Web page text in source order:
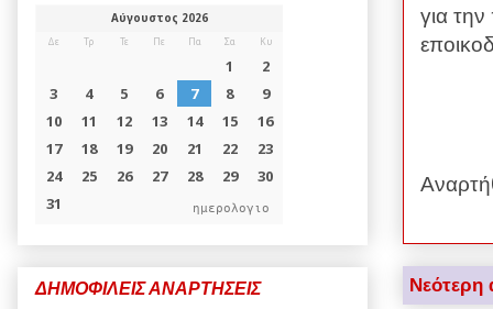
για
Νεότερη
ημερολογιο
ΔΗΜΟΦΙΛΕΙΣ ΑΝΑΡΤΗΣΕΙΣ